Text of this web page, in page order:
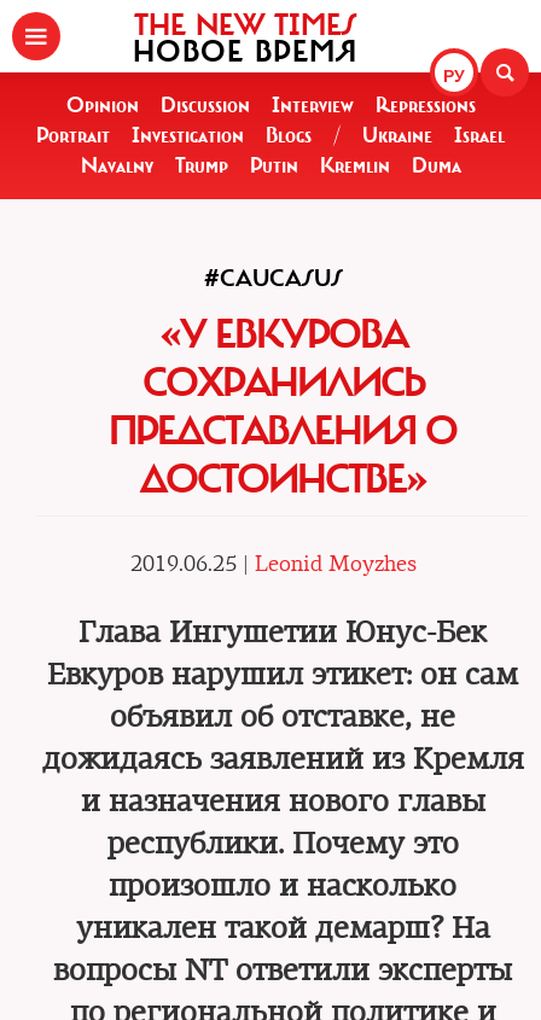
РУ
THE NEW TIMES
НОВОЕ ВРЕМЯ
Opinion Discussion Interview
Repressions
Portrait
Investigation Blogs / Ukraine
Israel
Navalny
Trump Putin Kremlin Duma
#CAUCASUS
«У ЕВКУРОВА
СОХРАНИЛИСЬ
ПРЕДСТАВЛЕНИЯ О
ДОСТОИНСТВЕ»
2019.06.25 | Leonid Moyzhes
Глава Ингушетии Юнус-Бек
Евкуров нарушил этикет: он сам
объявил об отставке, не
дожидаясь заявлений из Кремля
и назначения нового главы
республики. Почему это
произошло и насколько
уникален такой демарш? На
вопросы NT ответили эксперты
по региональной политике и